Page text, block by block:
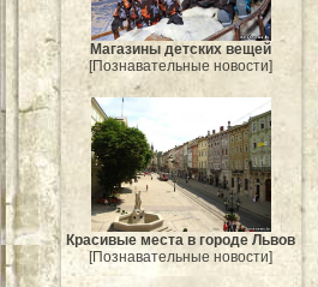
Магазины детских вещей
[Познавательные новости]
Красивые места в городе Львов
[Познавательные новости]